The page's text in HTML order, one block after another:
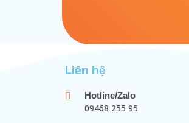
Liên hệ
Hotline/Zalo
09468 255 95